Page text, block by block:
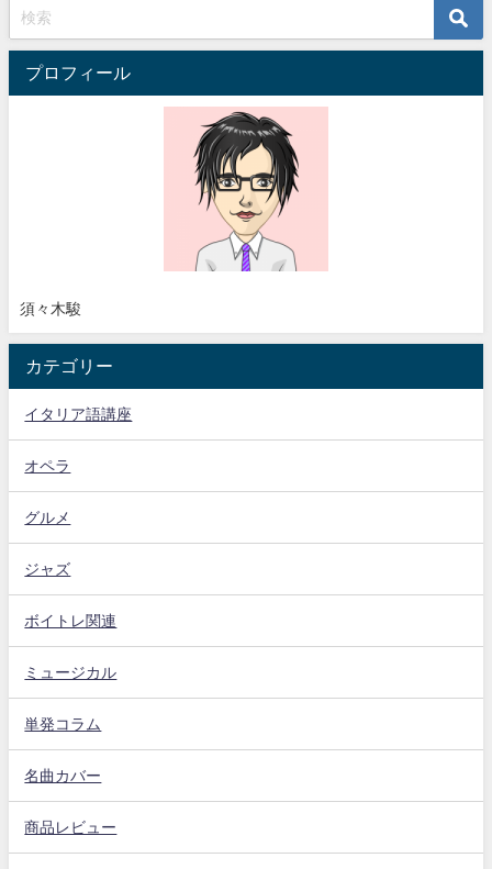
プロフィール
須々木駿
カテゴリー
イタリア語講座
オペラ
グルメ
ジャズ
ボイトレ関連
ミュージカル
単発コラム
名曲カバー
商品レビュー